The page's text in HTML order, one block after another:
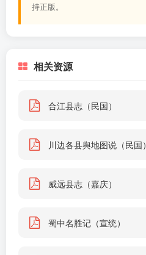
持正版。
相关资源
合江县志（民国）
川边各县舆地图说（民国）
威远县志（嘉庆）
蜀中名胜记（宣统）